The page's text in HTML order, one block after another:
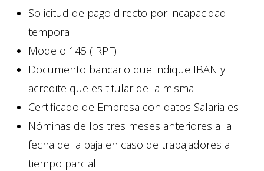
Solicitud de pago directo por incapacidad
temporal
Modelo 145 (IRPF)
Documento bancario que indique IBAN y
acredite que es titular de la misma
Certificado de Empresa con datos Salariales
Nóminas de los tres meses anteriores a la
fecha de la baja en caso de trabajadores a
tiempo parcial.